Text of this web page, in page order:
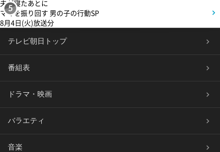
5
夫が寝たあとに
ママを振り回す 男の子の行動SP
8月4日(火)放送分
テレビ朝日トップ
番組表
ドラマ・映画
バラエティ
音楽